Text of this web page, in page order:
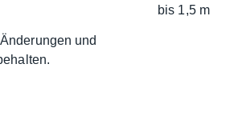
bis 1,5 m
und